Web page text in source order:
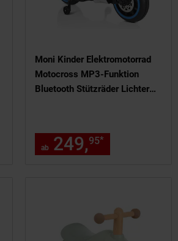
€ Sternchen
Moni Kinder Elektromotorrad
Motocross MP3-Funktion
Bluetooth Stützräder Lichter
ab 249,95*